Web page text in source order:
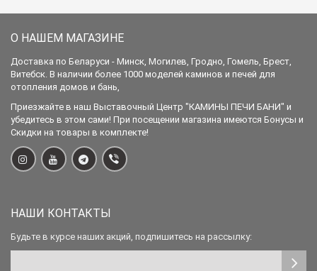
О НАШЕМ МАГАЗИНЕ
Доставка по Беларуси - Минск, Могилев, Гродно, Гомель, Брест,
Витебск. В наличии более 1000 моделей каминов и печей для
отопления домов и бань,
Приезжайте в наш Выставочный Центр "КАМИНЫ ПЕЧИ БАНИ" и
убедитесь в этом сами! При посещении магазина имеются Бонусы и
Скидки на товары в комплекте!
НАШИ КОНТАКТЫ
Будьте в курсе наших акций, подпишитесь на рассылку: